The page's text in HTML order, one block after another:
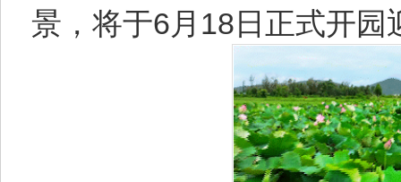
景，将于6月18日正式开园